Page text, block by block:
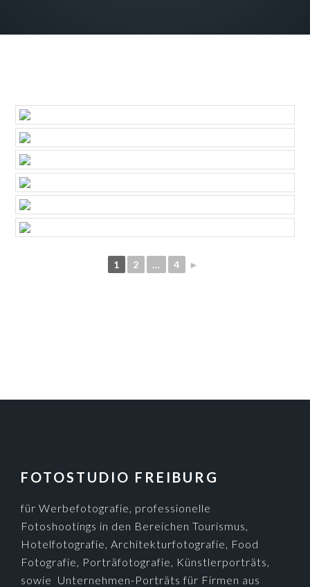
1 2 ... 4 ►
FOOTER
FOTOSTUDIO FREIBURG
für Werbefotografie, professionelle
Fotoshootings in den Bereichen Tourismus,
Hotelfotografie, Architekturfotografie, Food
Fotografie, Porträfotografie, Künstlerporträts,
sowie Unternehmen-Porträts für Firmen aus